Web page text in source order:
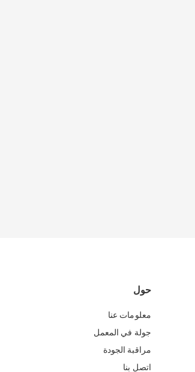
حول
معلومات عنا
جولة في المعمل
مراقبة الجودة
اتصل بنا